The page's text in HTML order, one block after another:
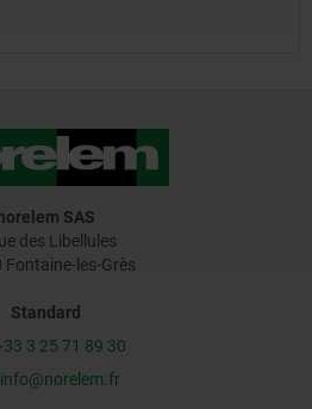
SAS
des Libellules
Fontaine-les-Grès
Standard
3 25 71 89 30
info@norelem.fr